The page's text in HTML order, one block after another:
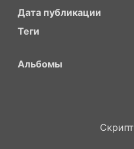
Дата публикации
Теги
Альбомы
Скрипт